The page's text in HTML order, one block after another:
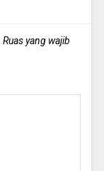
Ruas yang wajib